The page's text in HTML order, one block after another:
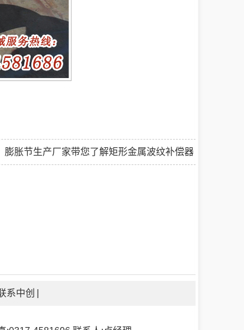
膨胀节生产厂家带您了解矩形金属波纹补偿器
系中创